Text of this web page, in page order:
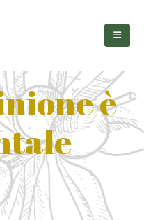
è